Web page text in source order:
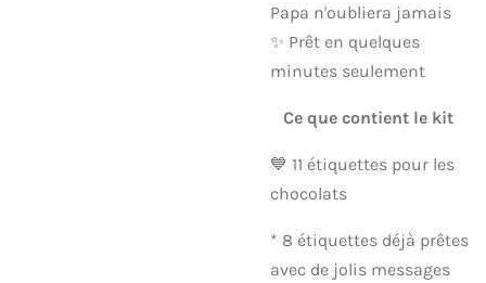
Papa n'oubliera jamais
✨ Prêt en quelques
minutes seulement
Ce que contient le kit
💙 11 étiquettes pour les
chocolats
* 8 étiquettes déjà prêtes
avec de jolis messages